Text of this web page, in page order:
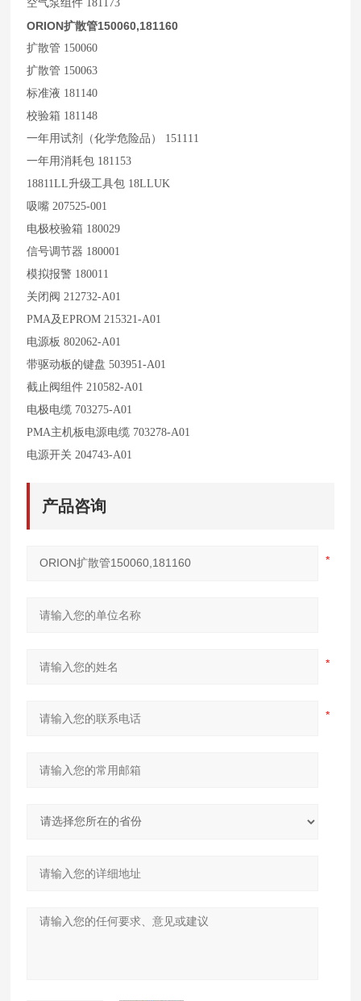
空气泵组件 181173
ORION扩散管150060,181160
扩散管 150060
扩散管 150063
标准液 181140
校验箱 181148
一年用试剂（化学危险品） 151111
一年用消耗包 181153
18811LL升级工具包 18LLUK
吸嘴 207525-001
电极校验箱 180029
信号调节器 180001
模拟报警 180011
关闭阀 212732-A01
PMA及EPROM 215321-A01
电源板 802062-A01
带驱动板的键盘 503951-A01
截止阀组件 210582-A01
电极电缆 703275-A01
PMA主机板电源电缆 703278-A01
电源开关 204743-A01
产品咨询